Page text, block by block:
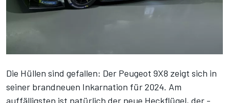
Die Hüllen sind gefallen: Der Peugeot 9X8 zeigt sich in
seiner brandneuen Inkarnation für 2024. Am
auffälligsten ist natürlich der neue Heckflügel, der -